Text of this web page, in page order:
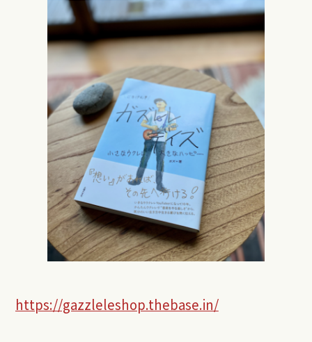
https://gazzleleshop.thebase.in/